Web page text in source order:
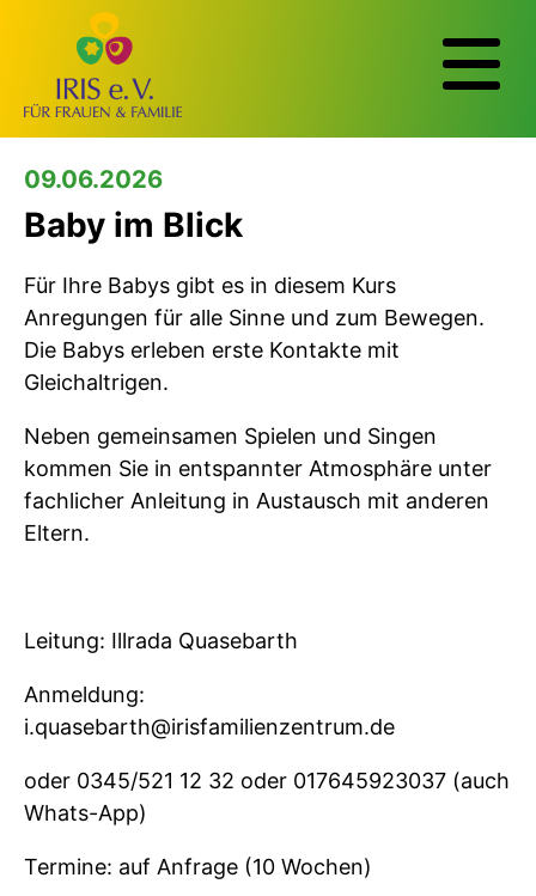
09.06.2026
Baby im Blick
Für Ihre Babys gibt es in diesem Kurs
Anregungen für alle Sinne und zum Bewegen.
Die Babys erleben erste Kontakte mit
Gleichaltrigen.
Neben gemeinsamen Spielen und Singen
kommen Sie in entspannter Atmosphäre unter
fachlicher Anleitung in Austausch mit anderen
Eltern.
Leitung: Illrada Quasebarth
Anmeldung:
i.quasebarth@irisfamilienzentrum.de
oder 0345/521 12 32 oder 017645923037 (auch
Whats-App)
Termine: auf Anfrage (10 Wochen)